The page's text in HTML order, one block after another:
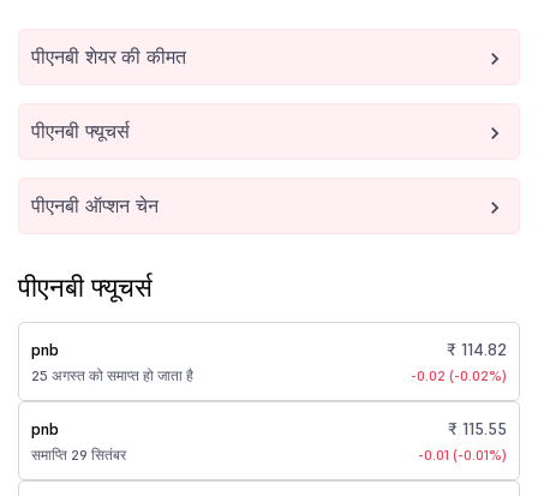
पीएनबी शेयर की कीमत
पीएनबी फ्यूचर्स
पीएनबी ऑप्शन चेन
पीएनबी फ्यूचर्स
pnb
25 अगस्त को समाप्त हो जाता है
₹ 114.82
-0.02 (-0.02%)
pnb
समाप्ति 29 सितंबर
₹ 115.55
-0.01 (-0.01%)